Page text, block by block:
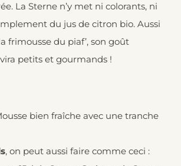
La Sterne n’y met ni colorants, ni
du jus de citron bio. Aussi
frimousse du piaf’, son goût
petits et gourmands !
bien fraîche avec une tranche
, on peut aussi faire comme ceci :